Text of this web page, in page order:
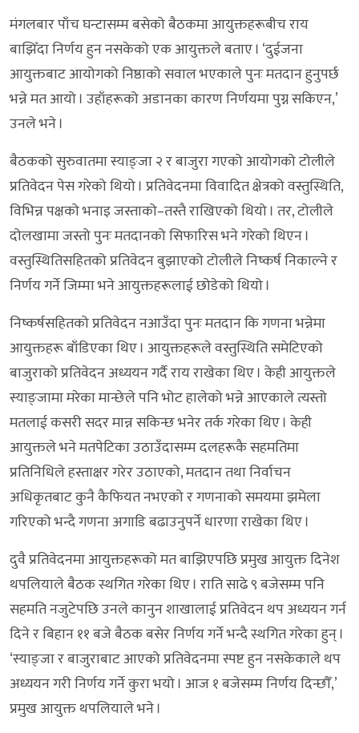
मंगलबार पाँच घन्टासम्म बसेको बैठकमा आयुक्तहरूबीच राय
बाझिँदा निर्णय हुन नसकेको एक आयुक्तले बताए । ‘दुईजना
आयुक्तबाट आयोगको निष्ठाको सवाल भएकाले पुनः मतदान हुनुपर्छ
भन्ने मत आयो । उहाँहरूको अडानका कारण निर्णयमा पुग्न सकिएन,’
उनले भने ।
बैठकको सुरुवातमा स्याङ्जा २ र बाजुरा गएको आयोगको टोलीले
प्रतिवेदन पेस गरेको थियो । प्रतिवेदनमा विवादित क्षेत्रको वस्तुस्थिति,
विभिन्न पक्षको भनाइ जस्ताको–तस्तै राखिएको थियो । तर, टोलीले
दोलखामा जस्तो पुनः मतदानको सिफारिस भने गरेको थिएन ।
वस्तुस्थितिसहितको प्रतिवेदन बुझाएको टोलीले निष्कर्ष निकाल्ने र
निर्णय गर्ने जिम्मा भने आयुक्तहरूलाई छोडेको थियो ।
निष्कर्षसहितको प्रतिवेदन नआउँदा पुनः मतदान कि गणना भन्नेमा
आयुक्तहरू बाँडिएका थिए । आयुक्तहरूले वस्तुस्थिति समेटिएको
बाजुराको प्रतिवेदन अध्ययन गर्दै राय राखेका थिए । केही आयुक्तले
स्याङ्जामा मरेका मान्छेले पनि भोट हालेको भन्ने आएकाले त्यस्तो
मतलाई कसरी सदर मान्न सकिन्छ भनेर तर्क गरेका थिए । केही
आयुक्तले भने मतपेटिका उठाउँदासम्म दलहरूकै सहमतिमा
प्रतिनिधिले हस्ताक्षर गरेर उठाएको, मतदान तथा निर्वाचन
अधिकृतबाट कुनै कैफियत नभएको र गणनाको समयमा झमेला
गरिएको भन्दै गणना अगाडि बढाउनुपर्ने धारणा राखेका थिए ।
दुवै प्रतिवेदनमा आयुक्तहरूको मत बाझिएपछि प्रमुख आयुक्त दिनेश
थपलियाले बैठक स्थगित गरेका थिए । राति साढे ९ बजेसम्म पनि
सहमति नजुटेपछि उनले कानुन शाखालाई प्रतिवेदन थप अध्ययन गर्न
दिने र बिहान ११ बजे बैठक बसेर निर्णय गर्ने भन्दै स्थगित गरेका हुन् ।
‘स्याङ्जा र बाजुराबाट आएको प्रतिवेदनमा स्पष्ट हुन नसकेकाले थप
अध्ययन गरी निर्णय गर्ने कुरा भयो । आज १ बजेसम्म निर्णय दिन्छौँ,’
प्रमुख आयुक्त थपलियाले भने ।